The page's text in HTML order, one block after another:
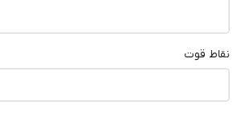
نقاط قوت